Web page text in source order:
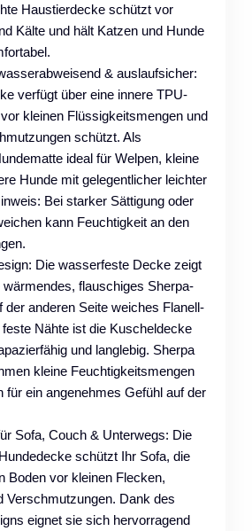
Haustierdecke schützt vor
Kälte und hält Katzen und Hunde
& auslaufsicher:
verfügt über eine innere TPU-
kleinen Flüssigkeitsmengen und
schützt. Als
ideal für Welpen, kleine
Hunde mit gelegentlicher leichter
Bei starker Sättigung oder
kann Feuchtigkeit an den
Die wasserfeste Decke zeigt
wärmendes, flauschiges Sherpa-
der anderen Seite weiches Flanell-
Nähte ist die Kuscheldecke
und langlebig. Sherpa
kleine Feuchtigkeitsmengen
für ein angenehmes Gefühl auf der
Sofa, Couch & Unterwegs: Die
schützt Ihr Sofa, die
Boden vor kleinen Flecken,
Verschmutzungen. Dank des
eignet sie sich hervorragend